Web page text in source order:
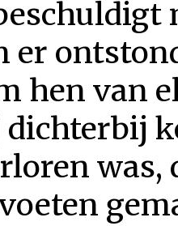
er
hen van
was,